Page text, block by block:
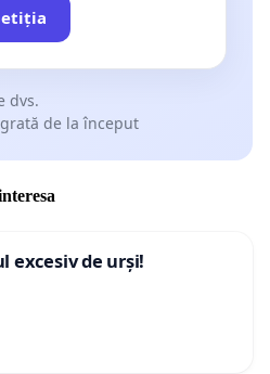
dvs.
de la început
excesiv de urși!